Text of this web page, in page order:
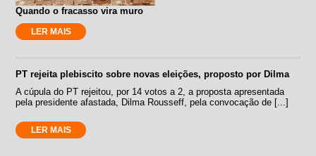
Quando o fracasso vira muro
LER MAIS
PT rejeita plebiscito sobre novas eleições, proposto por Dilma
A cúpula do PT rejeitou, por 14 votos a 2, a proposta apresentada
pela presidente afastada, Dilma Rousseff, pela convocação de [...]
LER MAIS